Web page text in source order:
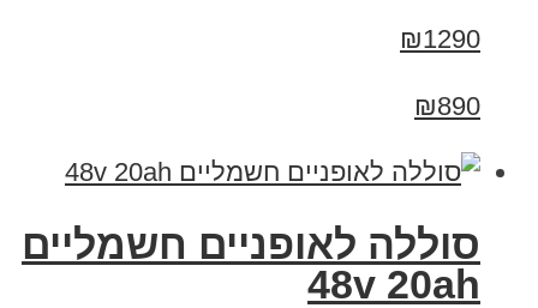
₪1290
₪890
סוללה לאופניים חשמליים
48v 20ah